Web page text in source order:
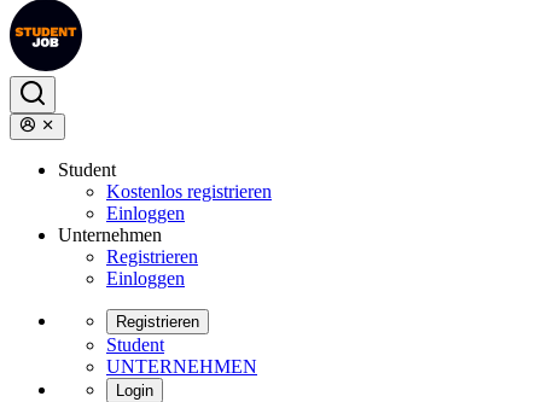
Student
Kostenlos registrieren
Einloggen
Unternehmen
Registrieren
Einloggen
Registrieren
Student
UNTERNEHMEN
Login